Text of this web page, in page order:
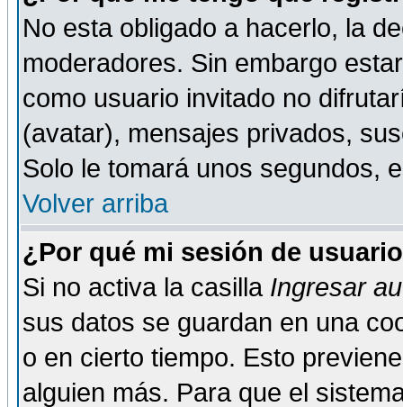
No esta obligado a hacerlo, la
moderadores. Sin embargo
como usuario invitado no
(avatar), mensajes privados,
Solo le tomará unos segundos,
Volver arriba
¿Por qué mi sesión de
Si no activa la casilla Ingresar
sus datos se guardan en una
o en cierto tiempo. Esto
alguien más. Para que el